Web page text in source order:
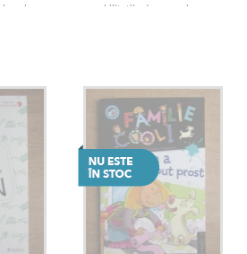
pahar
abilitatile de comunicare